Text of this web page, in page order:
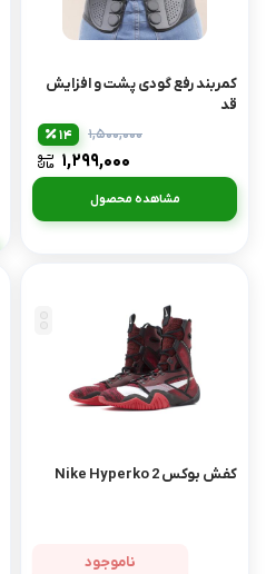
کمربند رفع گودی پشت و افزایش
قد
۱,۵۰۰,۰۰۰
۱,۲۹۹,۰۰۰
14
مشاهده محصول
کفش بوکس Nike Hyperko 2
ناموجود